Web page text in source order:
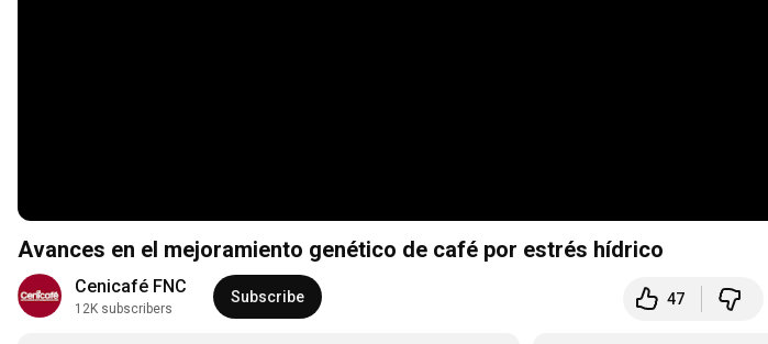
Avances en el mejoramiento genético de café por estrés hídrico
Cenicafé FNC
12K subscribers
Subscribe 47